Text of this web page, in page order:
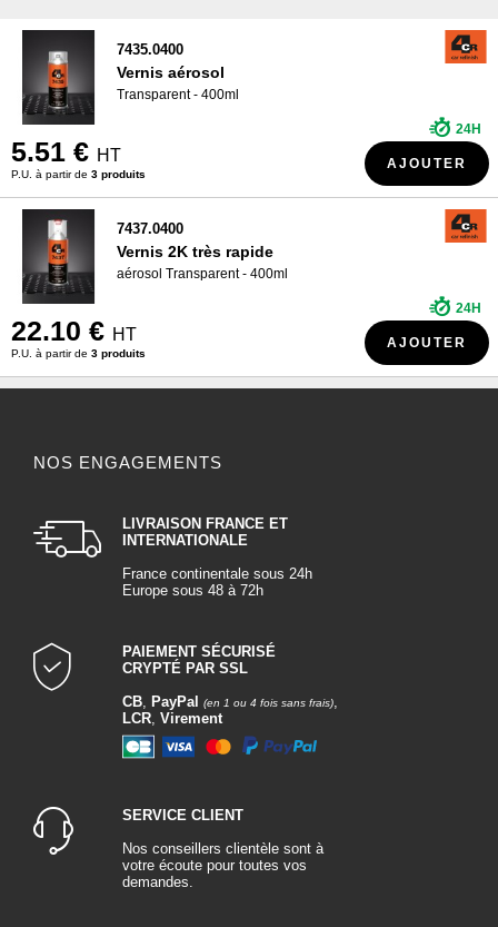
7435.0400
Vernis aérosol
Transparent - 400ml
5.51 € HT
P.U. à partir de 3 produits
24H
AJOUTER
7437.0400
Vernis 2K très rapide
aérosol Transparent - 400ml
22.10 € HT
P.U. à partir de 3 produits
24H
AJOUTER
NOS ENGAGEMENTS
LIVRAISON FRANCE ET
INTERNATIONALE
France continentale sous 24h
Europe sous 48 à 72h
PAIEMENT SÉCURISÉ
CRYPTÉ PAR SSL
CB, PayPal (en 1 ou 4 fois sans frais),
LCR, Virement
SERVICE CLIENT
Nos conseillers clientèle sont à
votre écoute pour toutes vos
demandes.